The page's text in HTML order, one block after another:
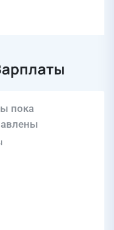
пока